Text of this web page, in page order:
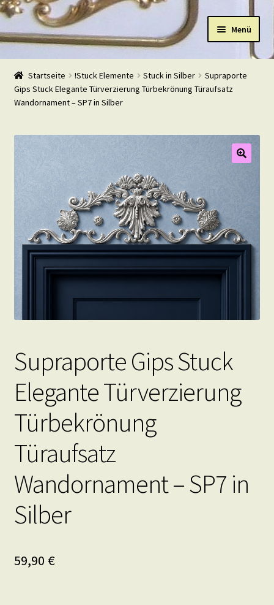
Navigation
Zum
Inhalt
Menü
Start
Shop
Mein Konto
Kasse
Beispiele
Kontakt
Startseite !Stuck Elemente Stuck in Silber
Supraporte
Gips Stuck Elegante Türverzierung Türbekrönung Türaufsatz
Wandornament – SP7 in Silber
Supraporte Gips Stuck
Elegante Türverzierung
Türbekrönung
Türaufsatz
Wandornament – SP7 in
Silber
59,90 €